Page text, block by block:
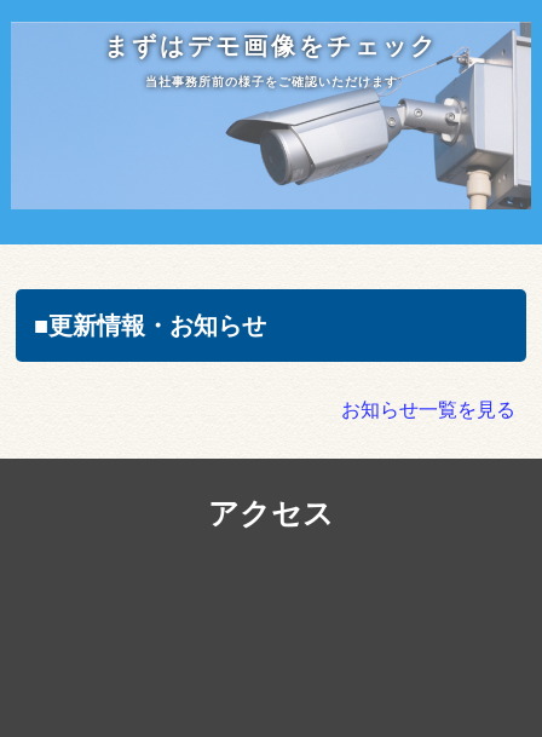
まずはデモ画像をチェック
当社事務所前の様子をご確認いただけます
■更新情報・お知らせ
お知らせ一覧を見る
アクセス